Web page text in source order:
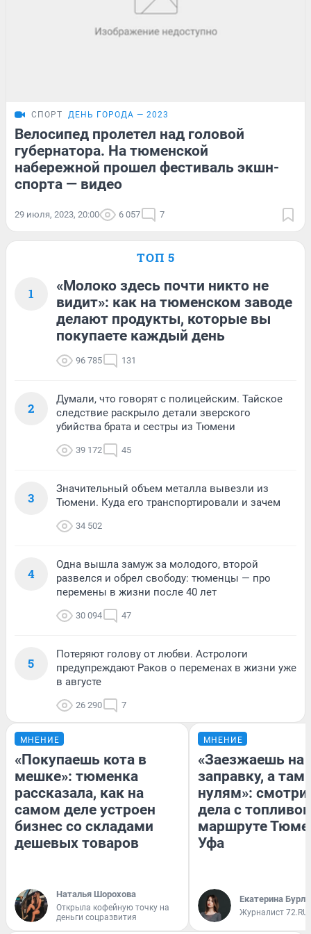
СПОРТ ДЕНЬ ГОРОДА — 2023
Велосипед пролетел над головой
губернатора. На тюменской
набережной прошел фестиваль экшн-
спорта — видео
29 июля, 2023, 20:00 6 057 7
ТОП 5
1
«Молоко здесь почти никто не
видит»: как на тюменском заводе
делают продукты, которые вы
покупаете каждый день
96 785 131
2
Думали, что говорят с полицейским. Тайское
следствие раскрыло детали зверского
убийства брата и сестры из Тюмени
39 172 45
3
Значительный объем металла вывезли из
Тюмени. Куда его транспортировали и зачем
34 502
4
Одна вышла замуж за молодого, второй
развелся и обрел свободу: тюменцы — про
перемены в жизни после 40 лет
30 094 47
5
Потеряют голову от любви. Астрологи
предупреждают Раков о переменах в жизни уже
в августе
26 290 7
МНЕНИЕ
«Покупаешь кота в
мешке»: тюменка
рассказала, как на
самом деле устроен
бизнес со складами
дешевых товаров
Наталья Шорохова
Открыла кофейную точку на
деньги соцразвития
МНЕНИЕ
«Заезжаешь на
заправку, а там
нулям»:
дела с
маршруте
Уфа
Екатерина
Журналист 72.RU